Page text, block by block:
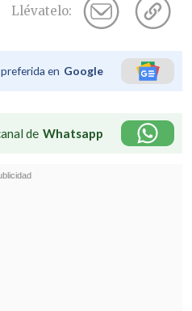
Llévatelo:
en Google
de Whatsapp